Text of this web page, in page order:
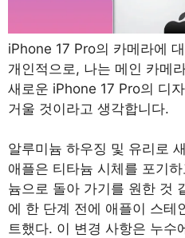
iPhone 17 Pro의 카메라에
개인적으로, 나는 메인 카메
새로운 iPhone 17 Pro의 디
거울 것이라고 생각합니다.
알루미늄 하우징 및 유리로
애플은 티타늄 시체를 포기
늄으로 돌아 가기를 원한 것
에 한 단계 전에 애플이 스테
트했다. 이 변경 사항은 누수